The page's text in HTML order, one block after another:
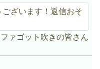
ざいます！返信おそ
ァゴット吹きの皆さん